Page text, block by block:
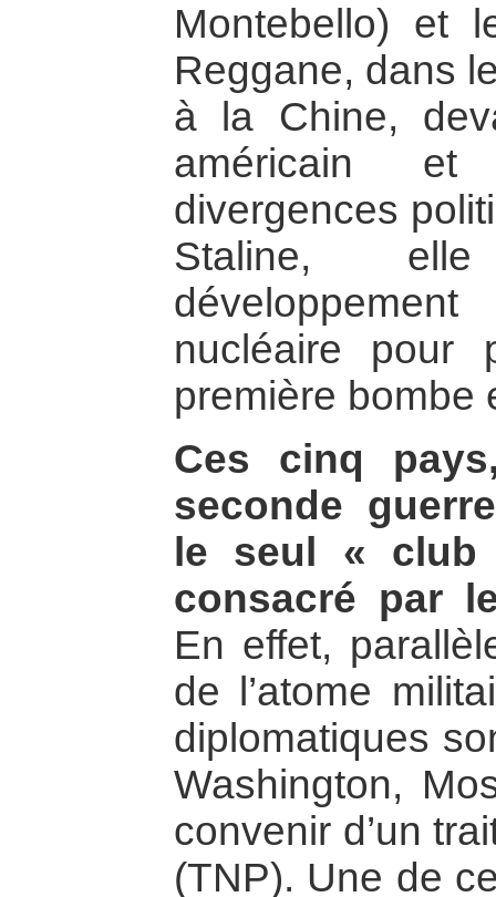
Montebello) et
Reggane, dans
à la Chine,
américain
divergences
Staline,
nucléaire pour
première bombe
Ces cinq
seconde
le seul « club
consacré par
En effet,
de l’atome
diplomatiques
Washington,
convenir d’un
(TNP). Une de